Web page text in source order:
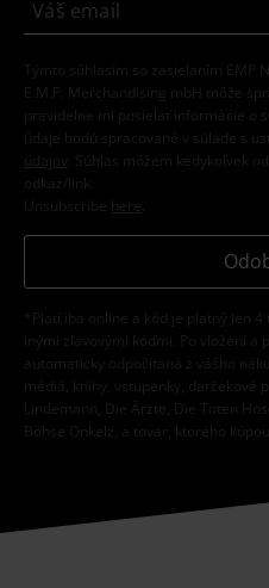
Týmto súhlasím so zasielaním EMP
E.M.P. Merchandising mbH môže
pravidelne mi posielať informácie o
údaje budú spracované v súlade s
údajov
. Súhlas môžem kedykoľvek
odkaz/link.
Unsubscribe here
*Platí iba online a kód je platný len 4
inými zľavovými kódmi. Po vložení a
automaticky odpočítaná z vášho
médiá, knihy, vstupenky, darčekové
Lindemann, Die Ärzte, Die Toten
Böhse Onkelz, a tovar, ktorého